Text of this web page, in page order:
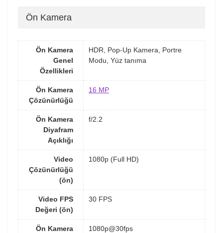
Ön Kamera
Ön Kamera
Genel
Özellikleri
HDR, Pop-Up Kamera, Portre
Modu, Yüz tanıma
Ön Kamera
Çözünürlüğü
16 MP
Ön Kamera
Diyafram
Açıklığı
f/2.2
Video
Çözünürlüğü
(ön)
1080p (Full HD)
Video FPS
Değeri (ön)
30 FPS
Ön Kamera
1080p@30fps